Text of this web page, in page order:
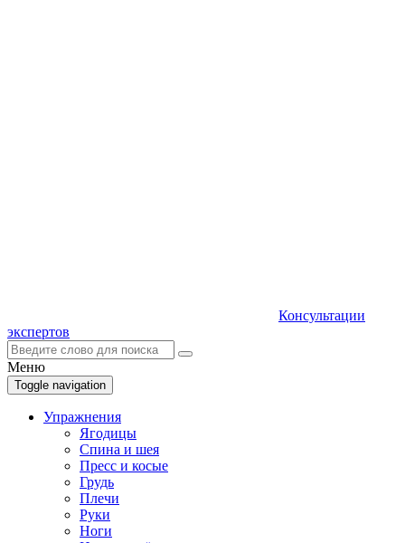
Консультации
экспертов
Меню
Toggle navigation
Упражнения
Ягодицы
Спина и шея
Пресс и косые
Грудь
Плечи
Руки
Ноги